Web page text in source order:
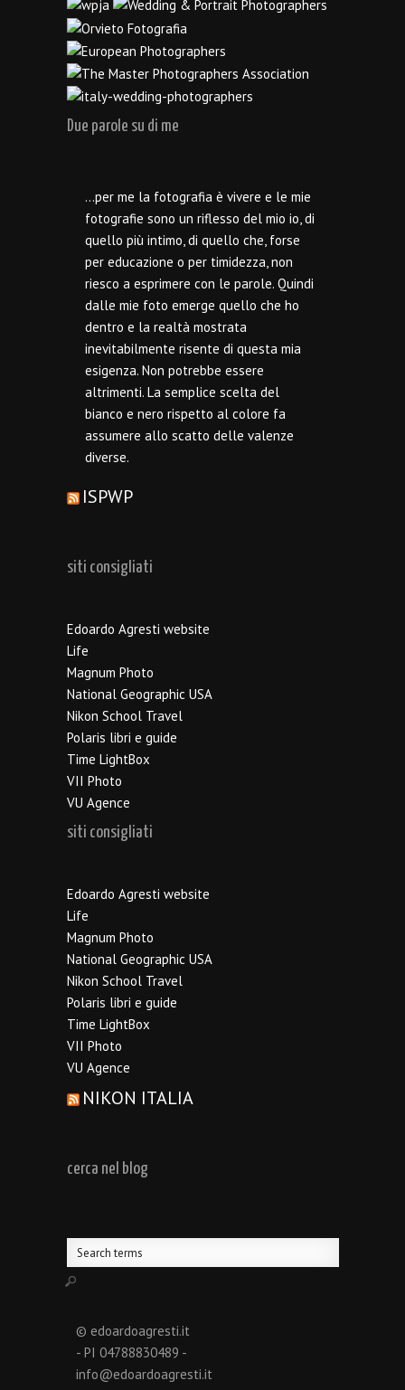
Due parole su di me
…per me la fotografia è vivere e le mie
fotografie sono un riflesso del mio io, di
quello più intimo, di quello che, forse
per educazione o per timidezza, non
riesco a esprimere con le parole. Quindi
dalle mie foto emerge quello che ho
dentro e la realtà mostrata
inevitabilmente risente di questa mia
esigenza. Non potrebbe essere
altrimenti. La semplice scelta del
bianco e nero rispetto al colore fa
assumere allo scatto delle valenze
diverse.
ISPWP
siti consigliati
Edoardo Agresti website
Life
Magnum Photo
National Geographic USA
Nikon School Travel
Polaris libri e guide
Time LightBox
VII Photo
VU Agence
siti consigliati
Edoardo Agresti website
Life
Magnum Photo
National Geographic USA
Nikon School Travel
Polaris libri e guide
Time LightBox
VII Photo
VU Agence
NIKON ITALIA
cerca nel blog
© edoardoagresti.it
- PI 04788830489 -
info@edoardoagresti.it